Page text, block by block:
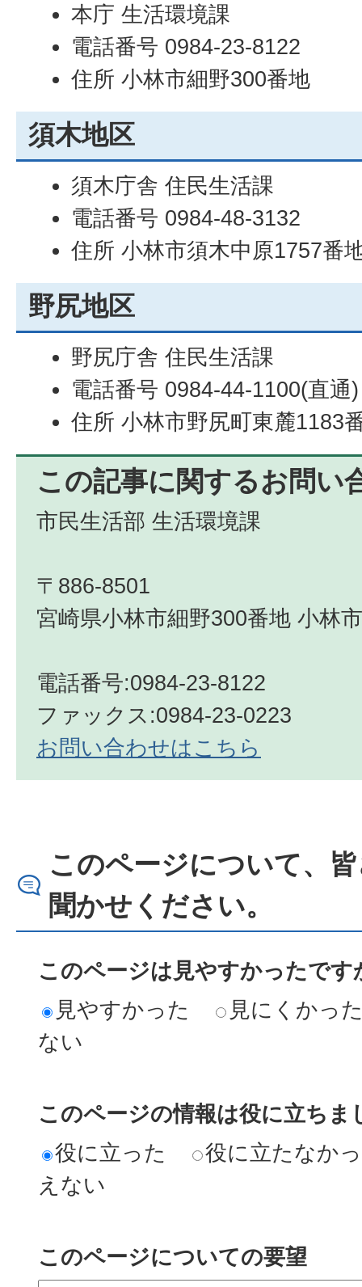
本庁 生活環境課
電話番号 0984-23-8122
住所 小林市細野300番地
須木地区
須木庁舎 住民生活課
電話番号 0984-48-3132
住所 小林市須木中原1757番
野尻地区
野尻庁舎 住民生活課
電話番号 0984-44-1100(直通)
住所 小林市野尻町東麓1183
この記事に関するお問い
市民生活部 生活環境課
〒886-8501
宮崎県小林市細野300番地 小林
電話番号:0984-23-8122
ファックス:0984-23-0223
お問い合わせはこちら
このページについて、
聞かせください。
このページは見やすかったです
見やすかった
見にくかっ
ない
このページの情報は役に立ちま
役に立った
役に立たなか
えない
このページについての要望